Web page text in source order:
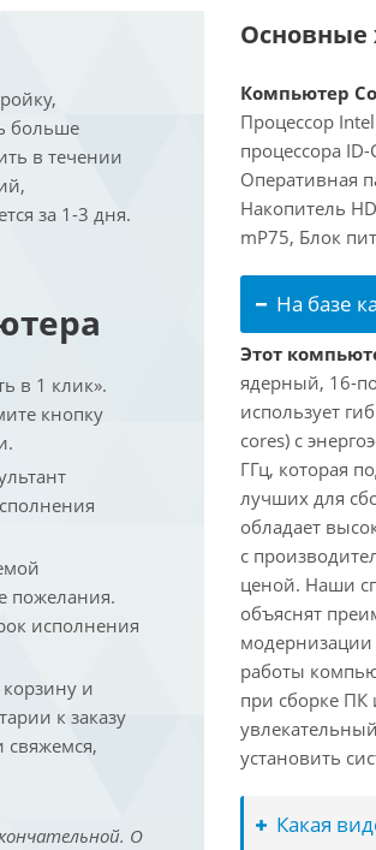
больше
в течении
за 1-3 дня.
в 1 клик».
кнопку
пожелания.
исполнения
и
к заказу
О
Основные
Компьютер
Процессор
процессора
Оперативная
Накопитель
mP75, Блок
На базе
Этот
ядерный, 16-
использует
cores) с
ГГц, которая
лучших для
обладает
с
ценой. Наши
объяснят
модернизации
работы
при сборке ПК
установить
Какая